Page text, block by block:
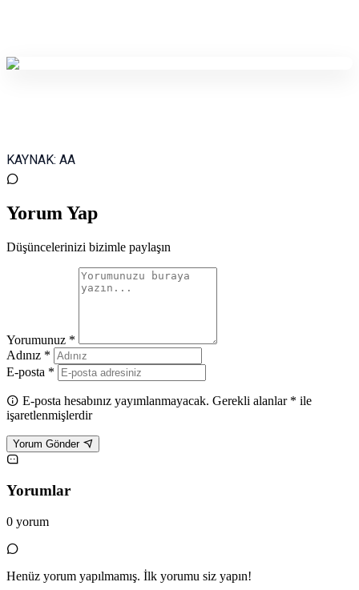
KAYNAK: AA
Yorum Yap
Düşüncelerinizi bizimle paylaşın
Yorumunuz *
Adınız *
E-posta *
E-posta hesabınız yayımlanmayacak. Gerekli alanlar * ile
işaretlenmişlerdir
Yorum Gönder
Yorumlar
0 yorum
Henüz yorum yapılmamış. İlk yorumu siz yapın!